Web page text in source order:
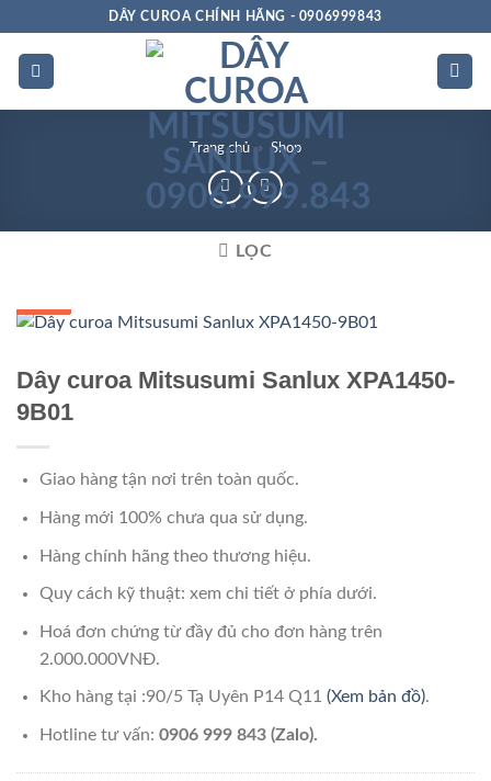
dung
DÂY CUROA CHÍNH HÃNG - 0906999843
Trang chủ » Shop
LỌC
Dây curoa Mitsusumi Sanlux XPA1450-
9B01
Giao hàng tận nơi trên toàn quốc.
Hàng mới 100% chưa qua sử dụng.
Hàng chính hãng theo thương hiệu.
Quy cách kỹ thuật: xem chi tiết ở phía dưới.
Hoá đơn chứng từ đầy đủ cho đơn hàng trên
2.000.000VNĐ.
Kho hàng tại :90/5 Tạ Uyên P14 Q11 (Xem bản đồ).
Hotline tư vấn: 0906 999 843 (Zalo).